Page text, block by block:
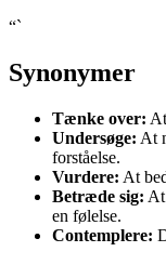
“`
Synonymer
Tænke over:
Undersøge: At
forståelse.
Vurdere: At
Betræde sig:
en følelse.
Contemplere: